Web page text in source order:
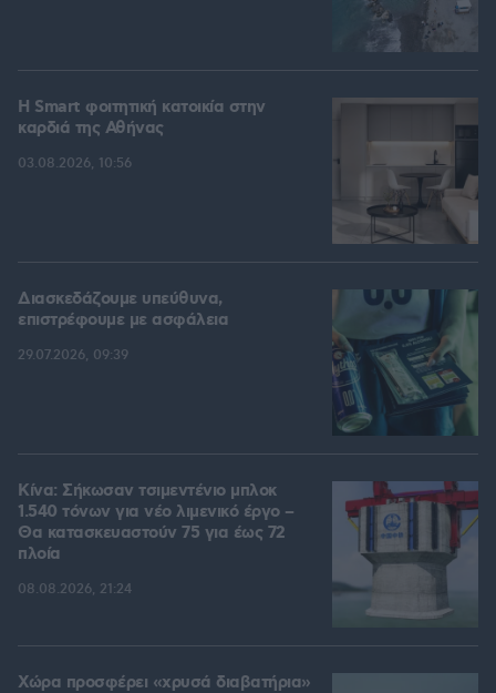
Η Smart φοιτητική κατοικία στην
καρδιά της Αθήνας
03.08.2026, 10:56
Διασκεδάζουμε υπεύθυνα,
επιστρέφουμε με ασφάλεια
29.07.2026, 09:39
Κίνα: Σήκωσαν τσιμεντένιο μπλοκ
1.540 τόνων για νέο λιμενικό έργο –
Θα κατασκευαστούν 75 για έως 72
πλοία
08.08.2026, 21:24
Χώρα προσφέρει «χρυσά διαβατήρια»